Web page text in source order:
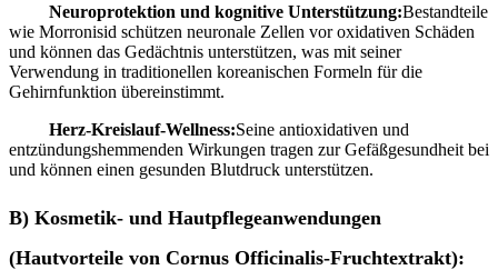
Neuroprotektion und kognitive Unterstützung:Bestandteile
wie Morronisid schützen neuronale Zellen vor oxidativen Schäden
und können das Gedächtnis unterstützen, was mit seiner
Verwendung in traditionellen koreanischen Formeln für die
Gehirnfunktion übereinstimmt.
Herz-Kreislauf-Wellness:Seine antioxidativen und
entzündungshemmenden Wirkungen tragen zur Gefäßgesundheit bei
und können einen gesunden Blutdruck unterstützen.
B) Kosmetik- und Hautpflegeanwendungen
(Hautvorteile von Cornus Officinalis-Fruchtextrakt):